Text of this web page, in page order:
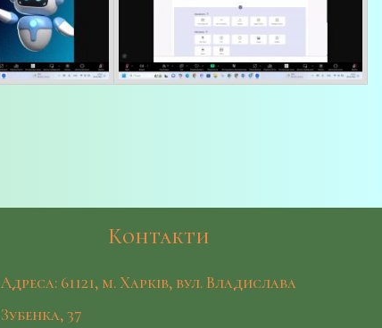
Контакти
Адреса: 61121, м. Харків, вул. Владислава
Зубенка, 37